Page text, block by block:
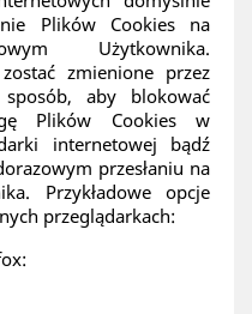
Plików Cookies na
Użytkownika.
zmienione przez
aby blokować
Plików Cookies w
internetowej bądź
przesłaniu na
Przykładowe opcje
przeglądarkach: